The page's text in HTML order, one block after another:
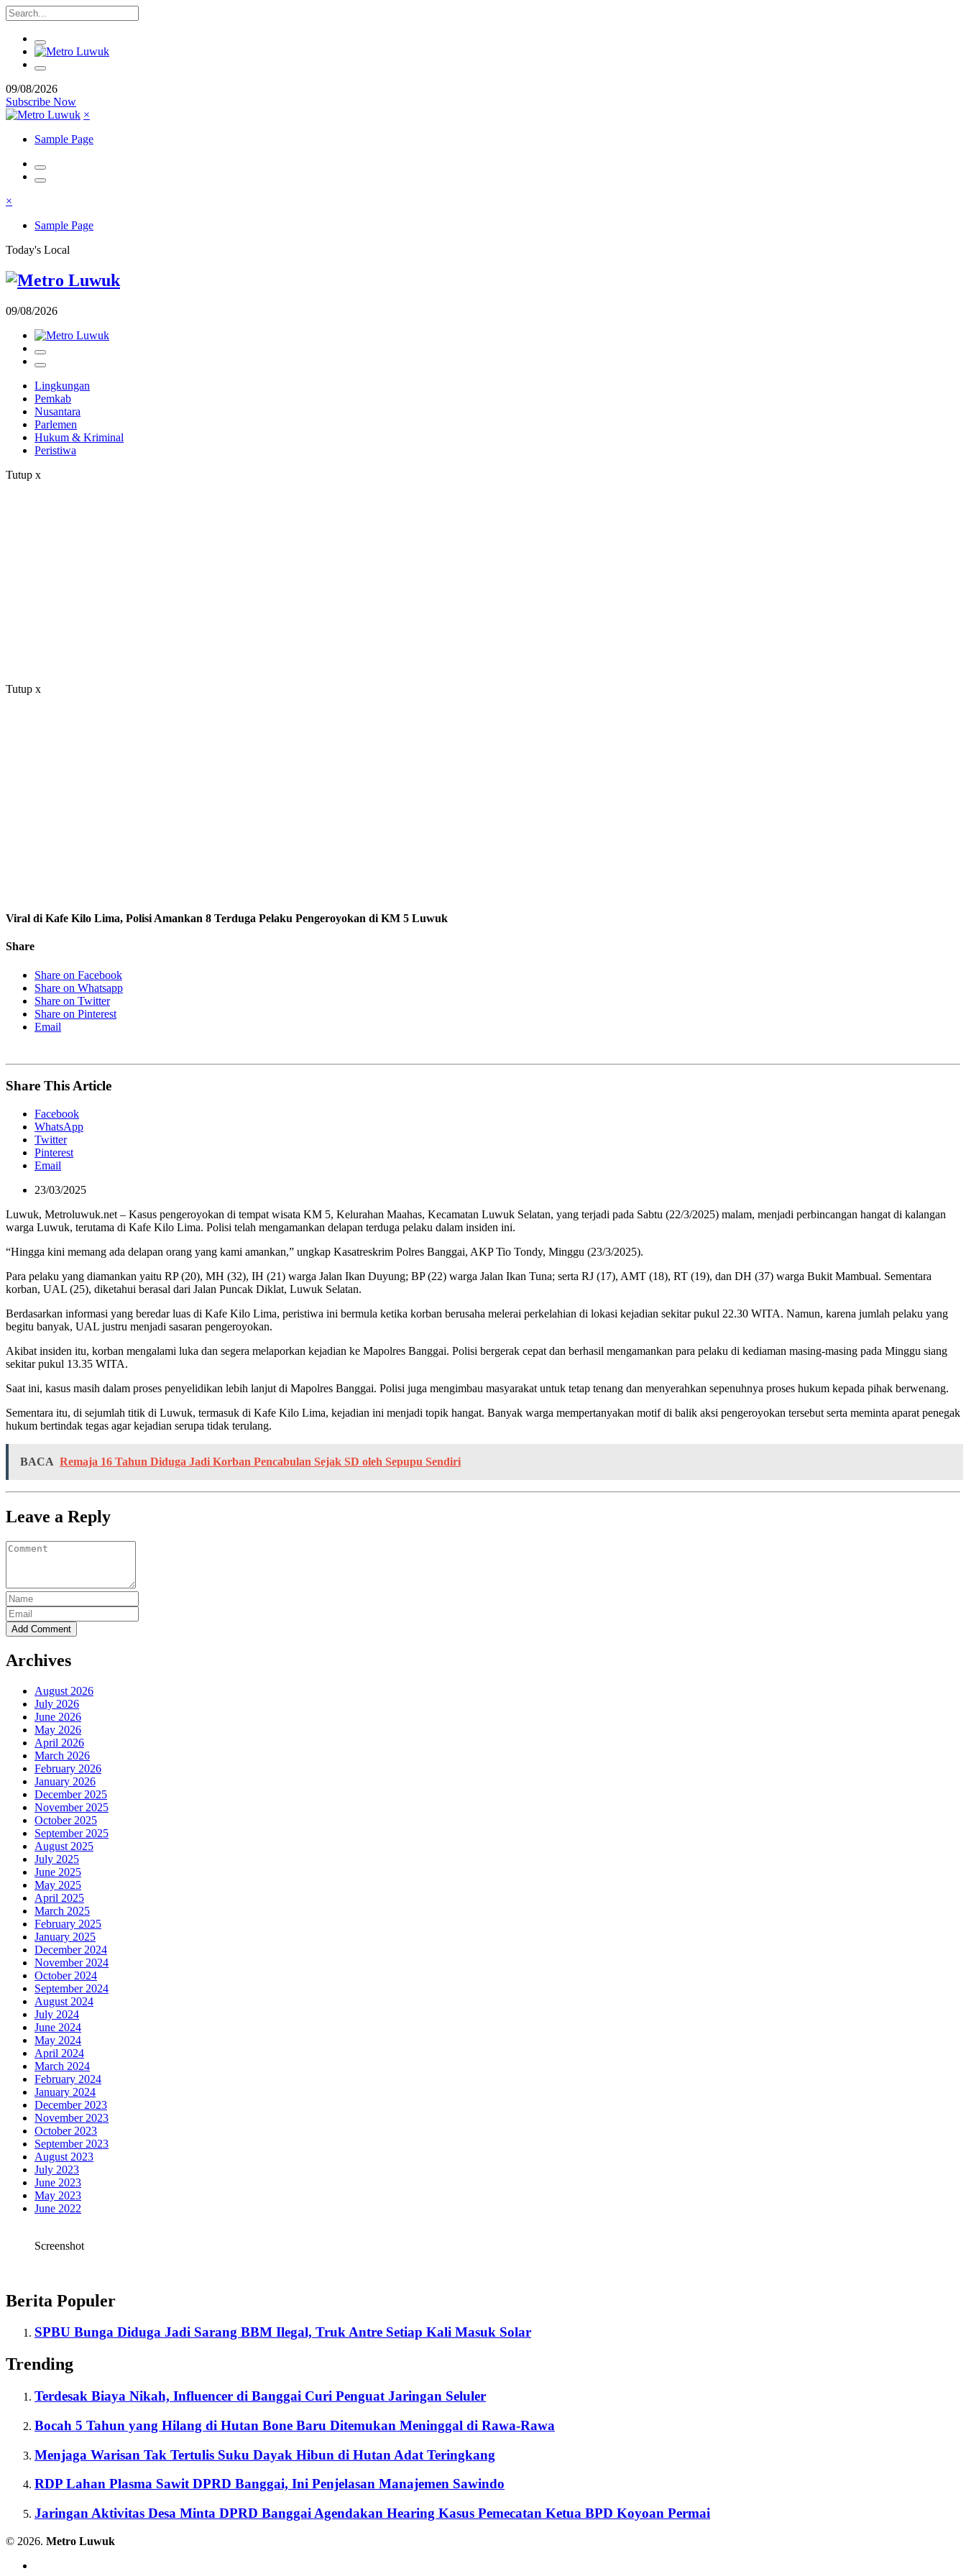
09/08/2026
Subscribe Now
×
Sample Page
×
Sample Page
Today's Local
09/08/2026
Lingkungan
Pemkab
Nusantara
Parlemen
Hukum & Kriminal
Peristiwa
Tutup x
Tutup x
Viral di Kafe Kilo Lima, Polisi Amankan 8 Terduga Pelaku Pengeroyokan di KM 5 Luwuk
Share
Share on Facebook
Share on Whatsapp
Share on Twitter
Share on Pinterest
Email
Share This Article
Facebook
WhatsApp
Twitter
Pinterest
Email
23/03/2025
Luwuk, Metroluwuk.net – Kasus pengeroyokan di tempat wisata KM 5, Kelurahan Maahas, Kecamatan Luwuk Selatan, yang terjadi pada Sabtu (22/3/2025) malam, menjadi perbincangan hangat di kalangan
warga Luwuk, terutama di Kafe Kilo Lima. Polisi telah mengamankan delapan terduga pelaku dalam insiden ini.
“Hingga kini memang ada delapan orang yang kami amankan,” ungkap Kasatreskrim Polres Banggai, AKP Tio Tondy, Minggu (23/3/2025).
Para pelaku yang diamankan yaitu RP (20), MH (32), IH (21) warga Jalan Ikan Duyung; BP (22) warga Jalan Ikan Tuna; serta RJ (17), AMT (18), RT (19), dan DH (37) warga Bukit Mambual. Sementara
korban, UAL (25), diketahui berasal dari Jalan Puncak Diklat, Luwuk Selatan.
Berdasarkan informasi yang beredar luas di Kafe Kilo Lima, peristiwa ini bermula ketika korban berusaha melerai perkelahian di lokasi kejadian sekitar pukul 22.30 WITA. Namun, karena jumlah pelaku yang
begitu banyak, UAL justru menjadi sasaran pengeroyokan.
Akibat insiden itu, korban mengalami luka dan segera melaporkan kejadian ke Mapolres Banggai. Polisi bergerak cepat dan berhasil mengamankan para pelaku di kediaman masing-masing pada Minggu siang
sekitar pukul 13.35 WITA.
Saat ini, kasus masih dalam proses penyelidikan lebih lanjut di Mapolres Banggai. Polisi juga mengimbau masyarakat untuk tetap tenang dan menyerahkan sepenuhnya proses hukum kepada pihak berwenang.
Sementara itu, di sejumlah titik di Luwuk, termasuk di Kafe Kilo Lima, kejadian ini menjadi topik hangat. Banyak warga mempertanyakan motif di balik aksi pengeroyokan tersebut serta meminta aparat penegak
hukum bertindak tegas agar kejadian serupa tidak terulang.
BACA Remaja 16 Tahun Diduga Jadi Korban Pencabulan Sejak SD oleh Sepupu Sendiri
Leave a Reply
Archives
August 2026
July 2026
June 2026
May 2026
April 2026
March 2026
February 2026
January 2026
December 2025
November 2025
October 2025
September 2025
August 2025
July 2025
June 2025
May 2025
April 2025
March 2025
February 2025
January 2025
December 2024
November 2024
October 2024
September 2024
August 2024
July 2024
June 2024
May 2024
April 2024
March 2024
February 2024
January 2024
December 2023
November 2023
October 2023
September 2023
August 2023
July 2023
June 2023
May 2023
June 2022
Screenshot
Berita Populer
SPBU Bunga Diduga Jadi Sarang BBM Ilegal, Truk Antre Setiap Kali Masuk Solar
Trending
Terdesak Biaya Nikah, Influencer di Banggai Curi Penguat Jaringan Seluler
Bocah 5 Tahun yang Hilang di Hutan Bone Baru Ditemukan Meninggal di Rawa-Rawa
Menjaga Warisan Tak Tertulis Suku Dayak Hibun di Hutan Adat Teringkang
RDP Lahan Plasma Sawit DPRD Banggai, Ini Penjelasan Manajemen Sawindo
Jaringan Aktivitas Desa Minta DPRD Banggai Agendakan Hearing Kasus Pemecatan Ketua BPD Koyoan Permai
© 2026. Metro Luwuk